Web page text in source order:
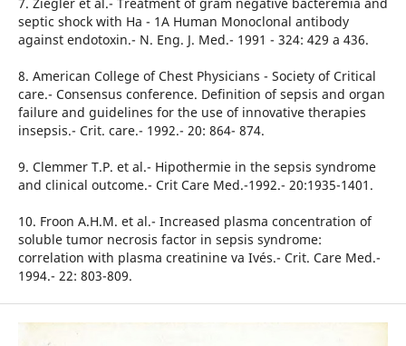
septic shock with Ha - 1A Human Monoclonal antibody
against endotoxin.- N. Eng. J. Med.- 1991 - 324: 429 a 436.
8. American College of Chest Physicians - Society of Critical
care.- Consensus conference. Definition of sepsis and organ
failure and guidelines for the use of innovative therapies
insepsis.- Crit. care.- 1992.- 20: 864- 874.
9. Clemmer T.P. et al.- Hipothermie in the sepsis syndrome
and clinical outcome.- Crit Care Med.-1992.- 20:1935-1401.
10. Froon A.H.M. et al.- Increased plasma concentration of
soluble tumor necrosis factor in sepsis syndrome:
correlation with plasma creatinine va Ivés.- Crit. Care Med.-
1994.- 22: 803-809.